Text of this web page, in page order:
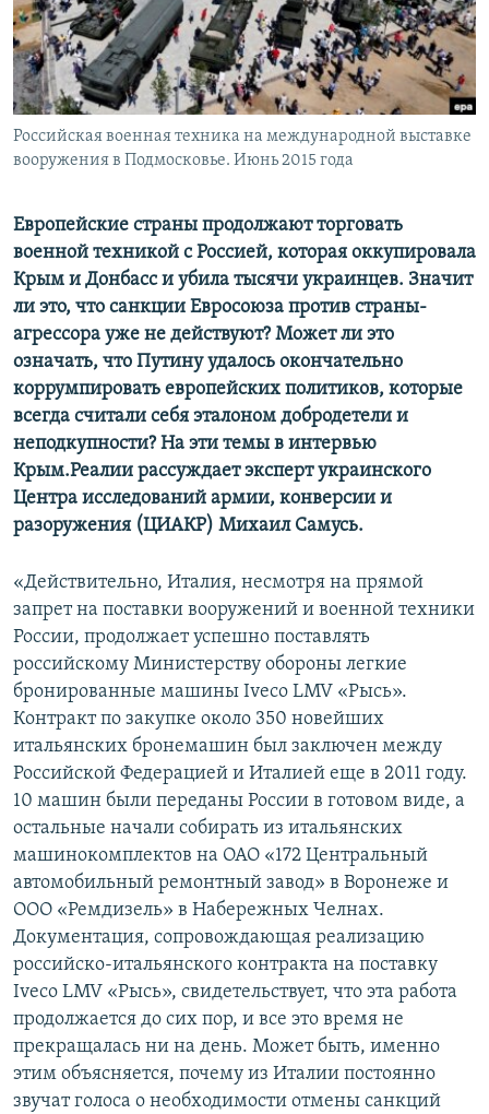
ПОБЕДИТЕЛЕЙ НЕ СУДЯТ?
КРЫМ.НЕПОКОРЕННЫЙ
ELIFBE
УКРАИНСКАЯ ПРОБЛЕМА КРЫМА
ПРИСОЕДИНЯЙТЕСЬ!
Все сайты RFE/RL
Российская военная техника на международной выставке
вооружения в Подмосковье. Июнь 2015 года
Европейские страны продолжают торговать
военной техникой с Россией, которая оккупировала
Крым и Донбасс и убила тысячи украинцев. Значит
ли это, что санкции Евросоюза против страны-
агрессора уже не действуют? Может ли это
означать, что Путину удалось окончательно
коррумпировать европейских политиков, которые
всегда считали себя эталоном добродетели и
неподкупности? На эти темы в интервью
Крым.Реалии рассуждает эксперт украинского
Центра исследований армии, конверсии и
разоружения (ЦИАКР) Михаил Самусь.
«Действительно, Италия, несмотря на прямой
запрет на поставки вооружений и военной техники
России, продолжает успешно поставлять
российскому Министерству обороны легкие
бронированные машины Iveco LMV «Рысь».
Контракт по закупке около 350 новейших
итальянских бронемашин был заключен между
Российской Федерацией и Италией еще в 2011 году.
10 машин были переданы России в готовом виде, а
остальные начали собирать из итальянских
машинокомплектов на ОАО «172 Центральный
автомобильный ремонтный завод» в Воронеже и
ООО «Ремдизель» в Набережных Челнах.
Документация, сопровождающая реализацию
российско-итальянского контракта на поставку
Iveco LMV «Рысь», свидетельствует, что эта работа
продолжается до сих пор, и все это время не
прекращалась ни на день. Может быть, именно
этим объясняется, почему из Италии постоянно
звучат голоса о необходимости отмены санкций